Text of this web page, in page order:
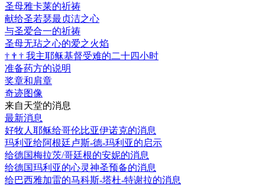
圣母雅卡莱的祈祷
献给圣若瑟最贞洁之心
与圣爱合一的祈祷
圣母无玷之心的爱之火焰
† † † 我主耶稣基督受难的二十四小时
准备药方的说明
奖章和肩章
奇迹图像
来自天堂的消息
最新消息
好牧人耶稣给哥伦比亚伊诺克的消息
玛利亚给阿根廷卢斯-德-玛利亚的启示
给德国梅拉茨/哥廷根的安妮的消息
给德国玛利亚的心灵神圣预备的消息
给巴西雅加雷的马科斯-塔杜-特谢拉的消息